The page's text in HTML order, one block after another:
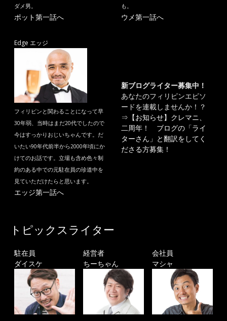
ダメ男。
ポット第一話へ
も。
ウメ第一話へ
Edge エッジ
フィリピンと関わることになって早
30年弱、当時はまだ20代でしたので
今はすっかりおじいちゃんです。だ
いたい90年代前半から2000年頃にか
けてのお話です。立場も含め色々制
約のある中での元駐在員の珍道中を
見ていただけたらと思います。
エッジ第一話へ
新ブログライター募集中！
あなたのフィリピンエピソ
ードを連載しませんか！？
⇒ 【お知らせ】クレマニ、
二周年！ ブログの「ライ
ターさん」と翻訳をしてく
ださる方募集！
トピックスライター
駐在員
ダイスケ
経営者
ちーちゃん
会社員
マシャ